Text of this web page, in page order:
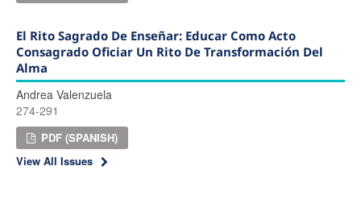
El Rito Sagrado De Enseñar: Educar Como Acto
Consagrado Oficiar Un Rito De Transformación Del
Alma
Andrea Valenzuela
274-291
PDF (SPANISH)
View All Issues